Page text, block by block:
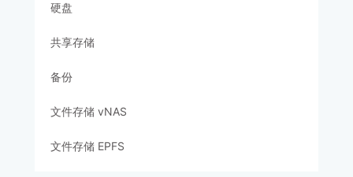
硬盘
共享存储
备份
文件存储 vNAS
文件存储 EPFS